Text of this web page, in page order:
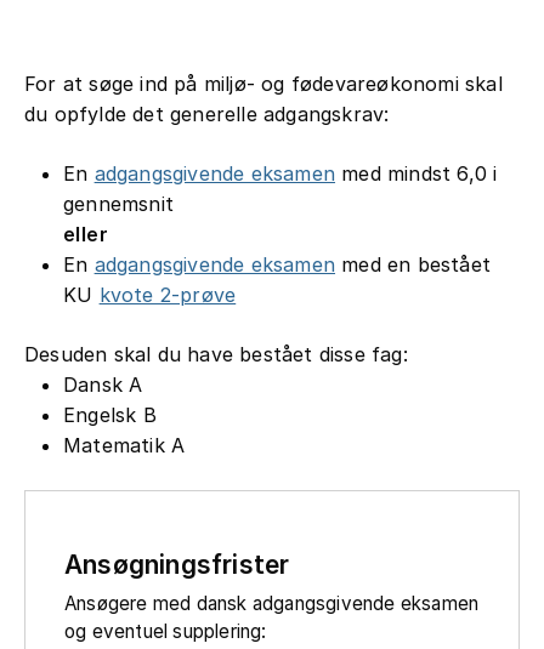
For at søge ind på miljø- og fødevareøkonomi skal
du opfylde det generelle adgangskrav:
En adgangsgivende eksamen med mindst 6,0 i
gennemsnit
eller
En adgangsgivende eksamen med en bestået
KU kvote 2-prøve
Desuden skal du have bestået disse fag:
Dansk A
Engelsk B
Matematik A
Ansøgningsfrister
Ansøgere med dansk adgangsgivende eksamen
og eventuel supplering: